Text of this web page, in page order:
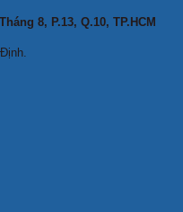
8, P.13, Q.10, TP.HCM